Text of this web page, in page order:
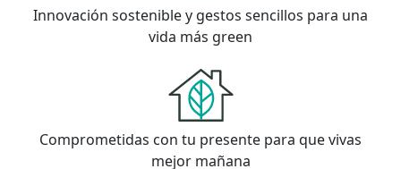
Innovación sostenible y gestos sencillos para una
vida más green
Comprometidas con tu presente para que vivas
mejor mañana